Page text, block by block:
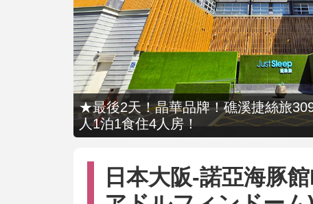
★最後2天！晶華品牌！礁溪捷絲旅
人1泊1食住4人房！
日本大阪-諾亞海豚